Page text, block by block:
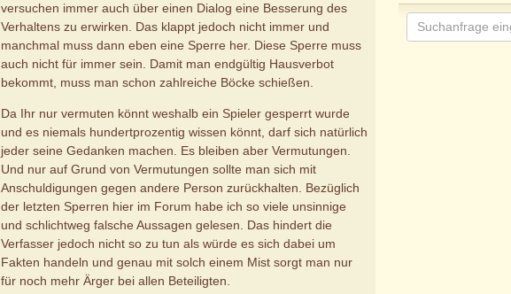
versuchen immer auch über einen Dialog eine Besserung des
Verhaltens zu erwirken. Das klappt jedoch nicht immer und
manchmal muss dann eben eine Sperre her. Diese Sperre muss
auch nicht für immer sein. Damit man endgültig Hausverbot
bekommt, muss man schon zahlreiche Böcke schießen.
Da Ihr nur vermuten könnt weshalb ein Spieler gesperrt wurde
und es niemals hundertprozentig wissen könnt, darf sich natürlich
jeder seine Gedanken machen. Es bleiben aber Vermutungen.
Und nur auf Grund von Vermutungen sollte man sich mit
Anschuldigungen gegen andere Person zurückhalten. Bezüglich
der letzten Sperren hier im Forum habe ich so viele unsinnige
und schlichtweg falsche Aussagen gelesen. Das hindert die
Verfasser jedoch nicht so zu tun als würde es sich dabei um
Fakten handeln und genau mit solch einem Mist sorgt man nur
für noch mehr Ärger bei allen Beteiligten.